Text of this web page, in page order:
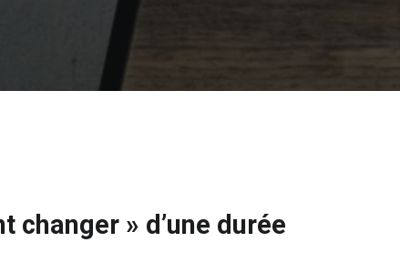
changer » d’une durée